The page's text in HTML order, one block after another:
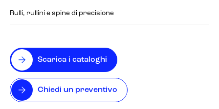
Scarica i cataloghi
Chiedi un preventivo
Rulli, rullini e spine di precisione